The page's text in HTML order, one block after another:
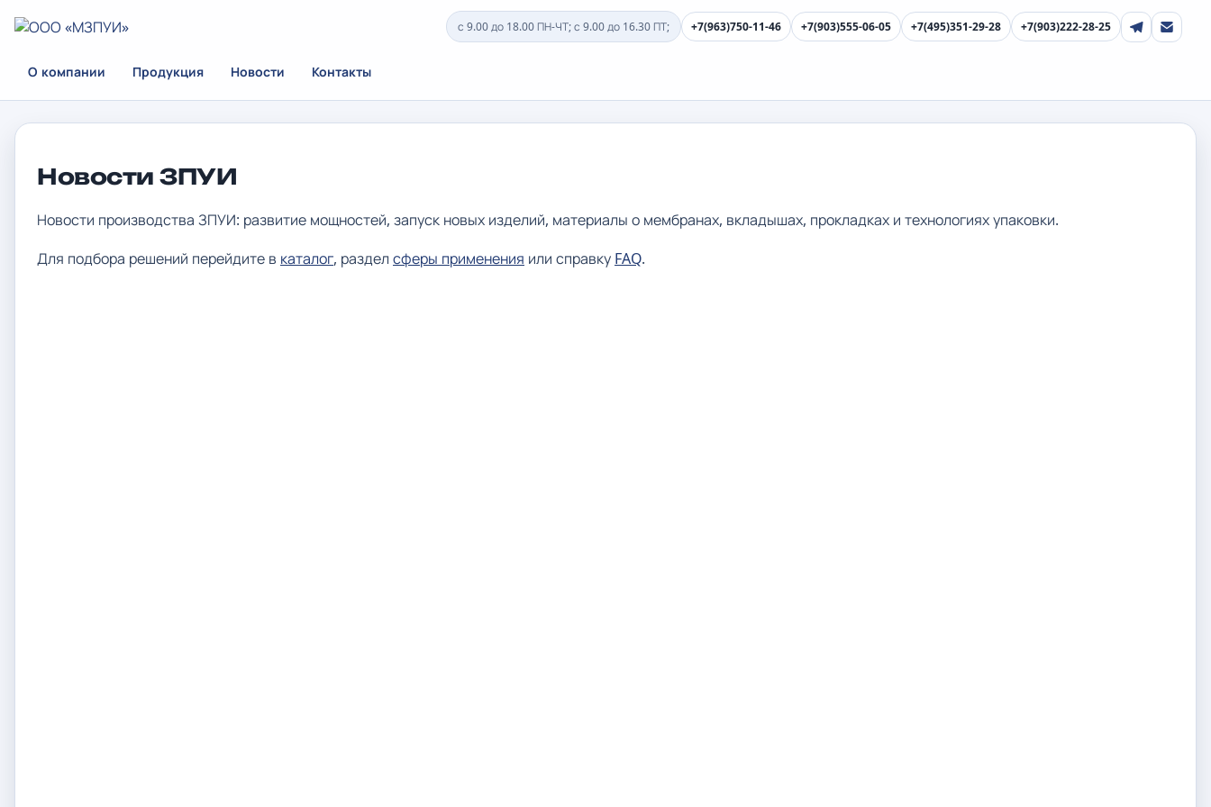
с 9.00 до 18.00 ПН-ЧТ; с 9.00 до 16.30 ПТ; +7(963)750-11-46 +7(903)555-06-05 +7(495)351-29-28 +7(903)222-28-25
О компании Продукция Новости Контакты
Новости ЗПУИ
Новости производства ЗПУИ: развитие мощностей, запуск новых изделий, материалы о мембранах, вкладышах, прокладках и технологиях упаковки.
Для подбора решений перейдите в каталог, раздел сферы применения или справку FAQ.